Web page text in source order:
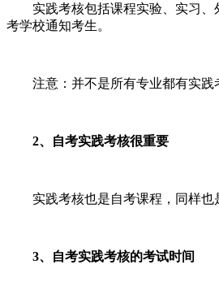
实践考核包括课程实验、实习
考学校通知考生。
注意：并不是所有专业都有实践
2、自考实践考核很重要
实践考核也是自考课程，同样
3、自考实践考核的考试时间